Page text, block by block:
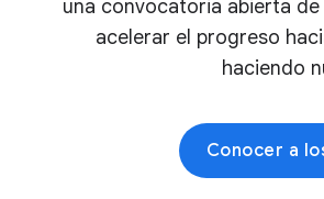
una convocatoria abierta de
acelerar el progreso
haciendo
Conocer a